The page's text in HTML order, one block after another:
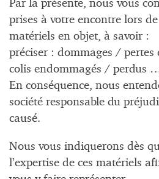
Par la présente, nous vous
prises à votre encontre lors
matériels en objet, à savoir :
préciser : dommages /
colis endommagés / perdus
En conséquence, nous
société responsable du
causé.
Nous vous indiquerons dès
l’expertise de ces matériels